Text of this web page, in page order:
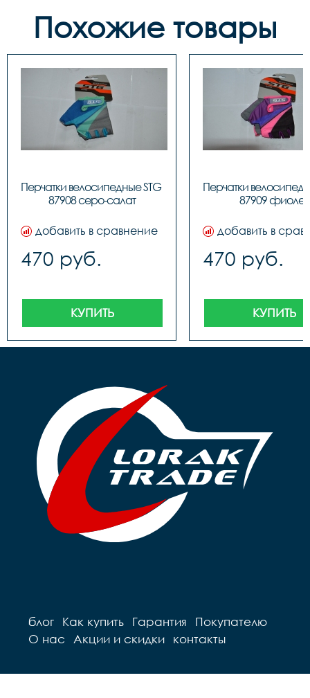
Похожие товары
Перчатки велосипедные STG
87908 серо-салат
добавить в сравнение
470 руб.
КУПИТЬ
Перчатки
87909 фиолет
добавить в
470 руб.
КУПИТЬ
блог Как купить Гарантия
Покупателю
О нас
Акции и скидки контакты